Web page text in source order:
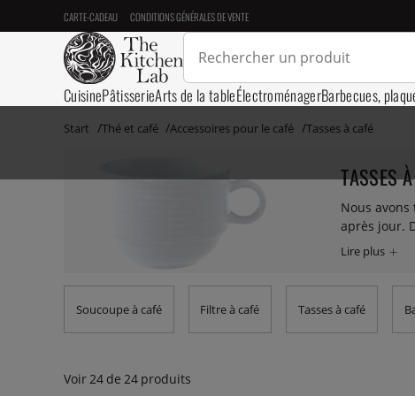
CARTE-CADEAU CONDITIONS GÉNÉRALES DE VENTE
CuisinePâtisserieArts de la tableÉlectroménagerBarbecues,
Start Thé et café Accessoires pour le café Tasses à café
TASSES
Nous
après jour.
niches.
Soucoupe à café Filtre à café Tasses à café
Voir 24 de 24 produits